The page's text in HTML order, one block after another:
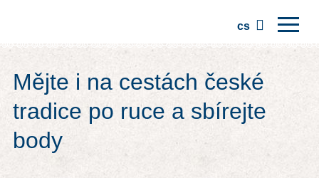
cs
Regiony
Tradice
Výlety
Mějte i na cestách české
tradice po ruce a sbírejte
body